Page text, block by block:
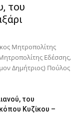
του
Μητροπολίτης
Εδέσσης,
Δημήτριος) Πούλος
του
Κυζίκου –